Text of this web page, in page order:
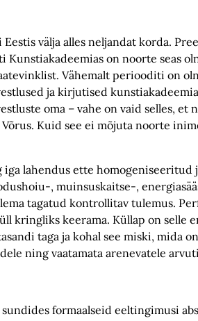
välja alles neljandat korda.
on noorte seas
Vähemalt periooditi on
ja kirjutised
oma – vahe on vaid selles, et
Kuid see ei mõjuta noorte
lahendus ette
, muinsuskaitse-,
tagatud kontrollitav tulemus.
kringliks keerama. Küllap on selle
taga ja kohal see miski, mida
ning vaatamata arenevatele
formaalseid eeltingimusi